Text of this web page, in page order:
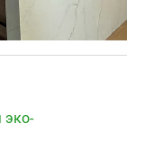
эко-